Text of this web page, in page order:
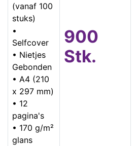
(vanaf 100
stuks)
•
Selfcover
• Nietjes
Gebonden
• A4 (210
x 297 mm)
• 12
pagina's
• 170 g/m²
glans
900
Stk.